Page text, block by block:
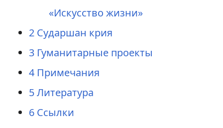
«Искусство жизни»
2 Сударшан крия
3 Гуманитарные проекты
4 Примечания
5Литература
6 Ссылки